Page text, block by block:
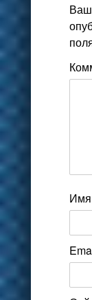
Ваш
Имя